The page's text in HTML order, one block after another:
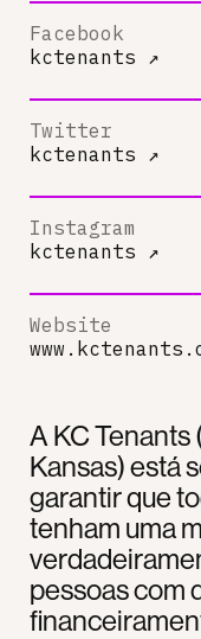
A KC Tenants
Kansas) está
garantir que
tenham uma
pessoas com
Facebook
kctenants ↗
Twitter
kctenants ↗
Instagram
kctenants ↗
Website